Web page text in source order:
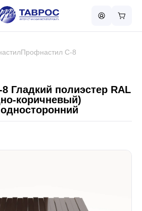
Профнастил С-8
Гладкий полиэстер RAL
коричневый)